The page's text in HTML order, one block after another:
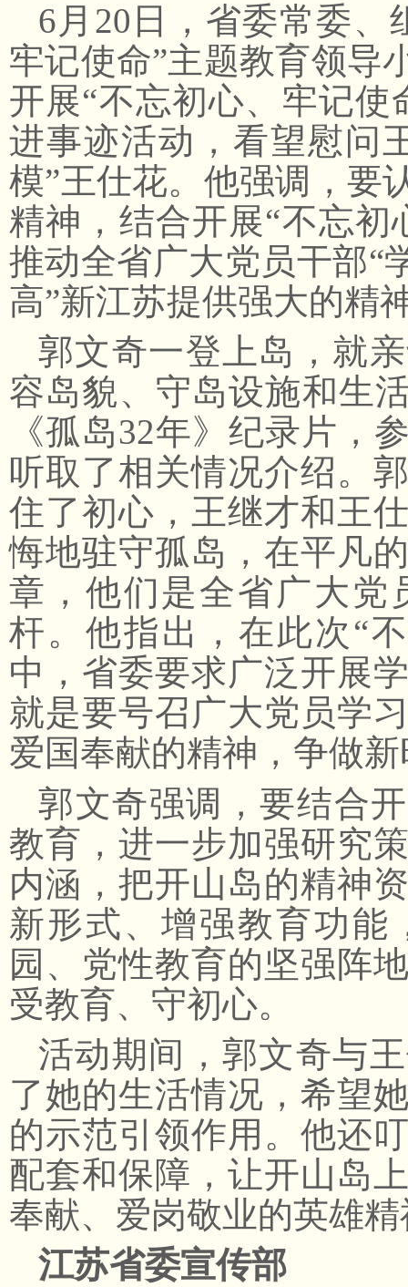
6月20日，省委常委、
牢记使命”主题教育领导
开展“不忘初心、牢记
进事迹活动，看望慰问
模”王仕花。他强调，要
精神，结合开展“不忘
推动全省广大党员干部“
高”新江苏提供强大的精
郭文奇一登上岛，就
容岛貌、守岛设施和生
《孤岛32年》纪录片，
听取了相关情况介绍。
住了初心，王继才和王
悔地驻守孤岛，在平凡
章，他们是全省广大党
杆。他指出，在此次“
中，省委要求广泛开展
就是要号召广大党员学
爱国奉献的精神，争做
郭文奇强调，要结合
教育，进一步加强研究
内涵，把开山岛的精神
新形式、增强教育功能
园、党性教育的坚强阵
受教育、守初心。
活动期间，郭文奇与
了她的生活情况，希望
的示范引领作用。他还
配套和保障，让开山岛
奉献、爱岗敬业的英雄
江苏省委宣传部